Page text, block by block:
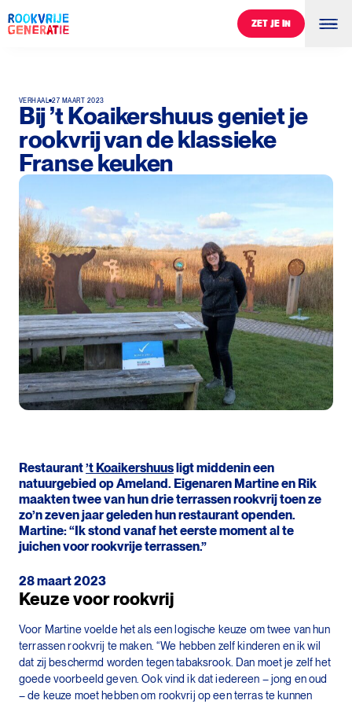
ZET JE IN
ZET JE IN
0%
VERHAAL 27 MAART 2023
Bij ’t Koaikershuus geniet je
rookvrij van de klassieke
Franse keuken
Restaurant’t Koaikershuus ligt middenin een
natuurgebied op Ameland. Eigenaren Martine en Rik
maakten twee van hun drie terrassen rookvrij toen ze
zo’n zeven jaar geleden hun restaurant openden.
Martine: “Ik stond vanaf het eerste moment al te
juichen voor rookvrije terrassen.”
28 maart 2023
Keuze voor rookvrij
Voor Martine voelde het als een logische keuze om twee van hun
terrassen rookvrij te maken. “We hebben zelf kinderen en ik wil
dat zij beschermd worden tegen tabaksrook. Dan moet je zelf het
goede voorbeeld geven. Ook vind ik dat iedereen – jong en oud
– de keuze moet hebben om rookvrij op een terras te kunnen